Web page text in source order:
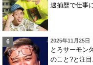
逮捕歴で仕事
2025年11月25日
とろサーモン
のこと?と注